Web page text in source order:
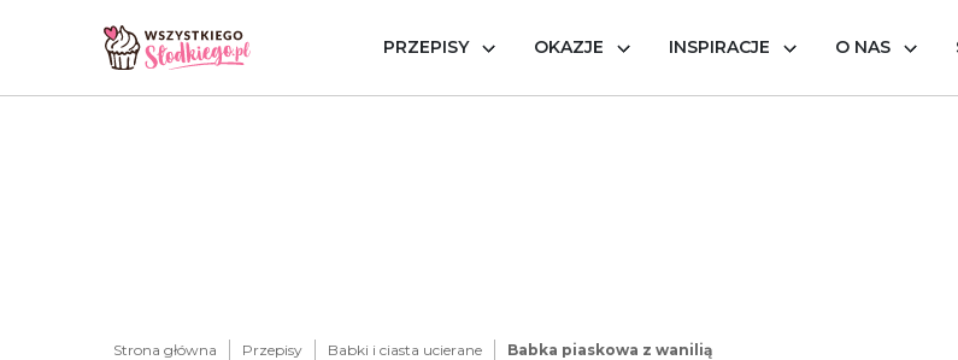
PRZEPISY OKAZJE INSPIRACJE O NAS
Strona główna Przepisy Babki i ciasta ucierane Babka piaskowa z wanilią